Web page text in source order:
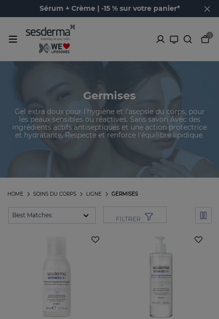
Sérum + Crème | -15 % sur votre panier*
0
Germises
Gel extra doux pour l'hygiène et l'asepsie du corps, pour
les peaux sensibles ou réactives. Sans savon Avec des
ingrédients actifs antiseptiques et une action protectrice
et hydratante. Respecte et renforce l'équilibre lipidique.
GERMISES
LIGNE
SOINS DU CORPS
HOME
FILTRER